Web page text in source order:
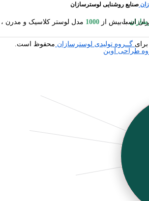
صنایع روشنایی لوسترسازان
با بیش از 1000 چوبی یکی از بزرگترین تولیدکنندگان لوستر در ایران است.
گــروه تولیدی لوسترسازان محفوظ است.
طراحی آوین